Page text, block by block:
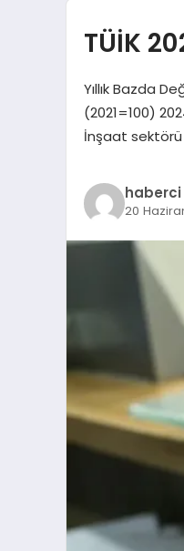
TÜİK
Yıllık Bazda
(2021=100)
İnşaat
haberci
20